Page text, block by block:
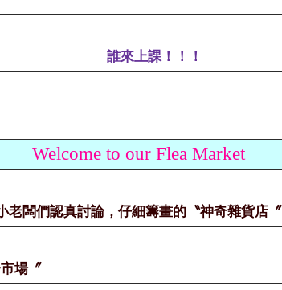
誰來上課！！！
Welcome to our Flea Market
老闆們認真討論，仔細籌畫的〝神奇雜貨店〞
場〞